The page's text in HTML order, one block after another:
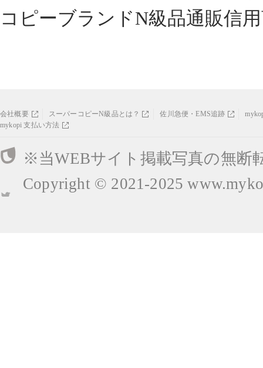
コピーブランドN級品通販信
会社概要 スーパーコピーN級品とは？ 佐川急便・EMS追跡
mykopi 支払い方法
※当WEBサイト掲載写真の無断
Copyright © 2021-2025